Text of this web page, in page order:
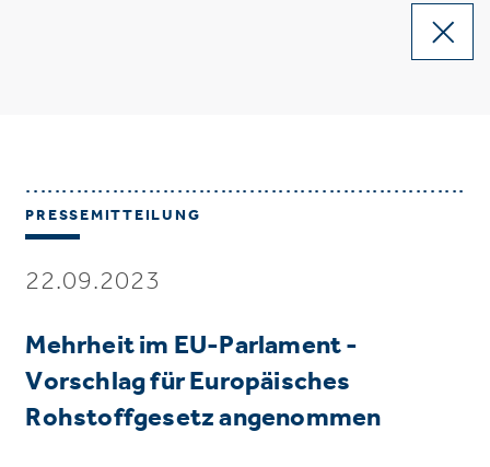
PRESSEMITTEILUNG
22.09.2023
Mehrheit im EU-Parlament -
Vorschlag für Europäisches
Rohstoffgesetz angenommen